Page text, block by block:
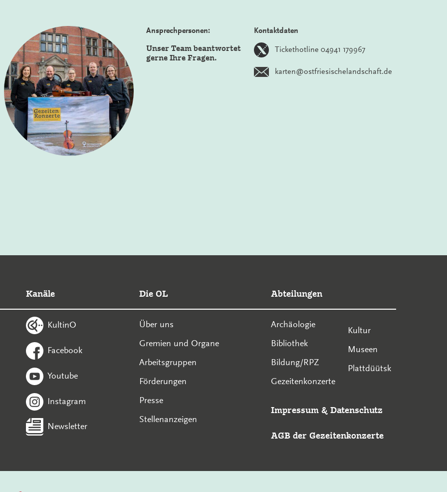
Ansprechpersonen:
Unser Team beantwortet
gerne Ihre Fragen.
Kontaktdaten
Tickethotline 04941 179967
karten@ostfriesischelandschaft.de
Kanäle
KultinO
Facebook
Youtube
Instagram
Newsletter
Die OL
Über uns
Gremien und Organe
Arbeitsgruppen
Förderungen
Presse
Stellenanzeigen
Abteilungen
Archäologie
Bibliothek
Bildung/RPZ
Gezeitenkonzerte
Kultur
Museen
Plattdüütsk
Impressum & Datenschutz
AGB der Gezeitenkonzerte